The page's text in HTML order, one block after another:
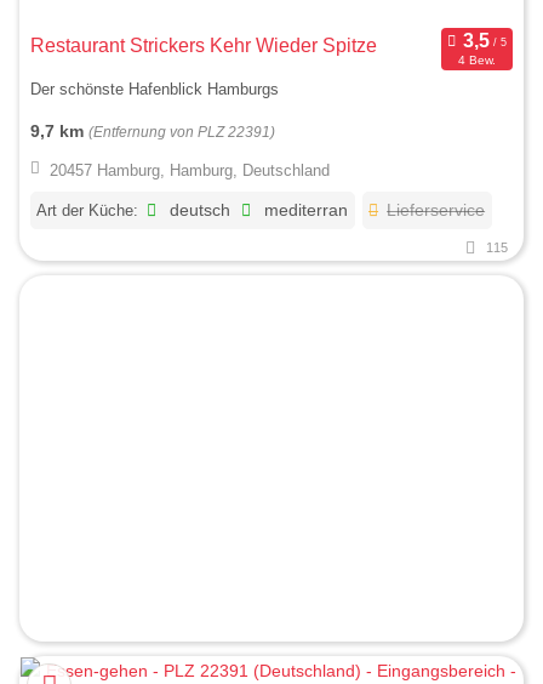
Restaurant Strickers Kehr Wieder Spitze
4 Bew.
Der schönste Hafenblick Hamburgs
9,7 km (Entfernung von PLZ 22391)
20457 Hamburg, Hamburg, Deutschland
Art der Küche: deutsch mediterran Lieferservice
115